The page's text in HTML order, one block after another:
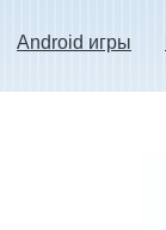
Android игры